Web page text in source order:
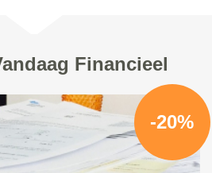
Financieel
-20%